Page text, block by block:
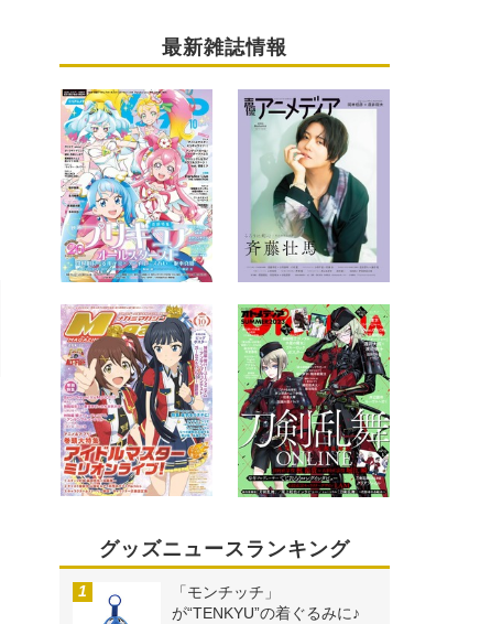
最新雑誌情報
グッズニュースランキング
「モンチッチ」
が“TENKYU”の着ぐるみに♪